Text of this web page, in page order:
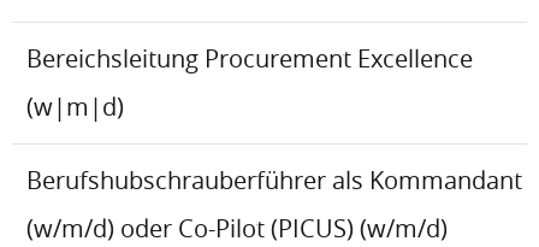
Bereichsleitung Procurement Excellence
(w|m|d)
Berufshubschrauberführer als Kommandant
(w/m/d) oder Co-Pilot (PICUS) (w/m/d)